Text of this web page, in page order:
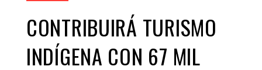
CONTRIBUIRÁ TURISMO
INDÍGENA CON 67 MIL